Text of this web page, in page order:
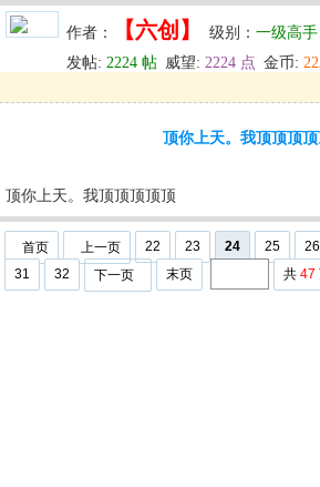
作者： 【六创】 级别： 一级高手
发帖: 2224 帖 威望: 2224 点 金币:
顶你上天。我顶顶顶
顶你上天。我顶顶顶顶顶
首页 上一页 22 23 24 25 26
31
32 下一页 末页 共 47